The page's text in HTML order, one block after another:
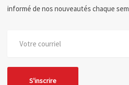
informé de nos nouveautés chaque